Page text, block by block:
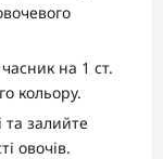
на 1 ст.
кольору.
та залийте
овочів.